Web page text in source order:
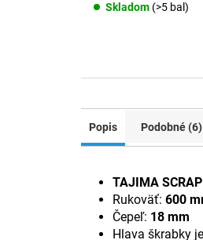
Skladom (>5 bal)
Popis Podobné (6)
TAJIMA
Rukoväť: 600
Čepeľ: 18 mm
Hlava škrabky